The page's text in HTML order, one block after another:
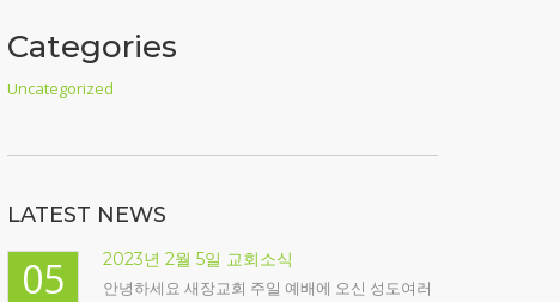
Categories
Uncategorized
LATEST NEWS
05
2023년 2월 5일 교회소식
안녕하세요 새장교회 주일 예배에 오신 성도여러